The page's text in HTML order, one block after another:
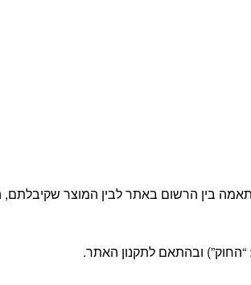
בין הרשום באתר לבין המוצר שקיבלתם,